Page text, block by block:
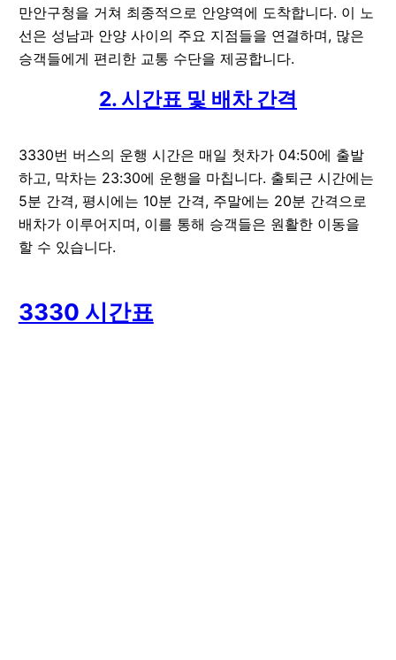
만안구청을 거쳐 최종적으로 안양역에 도착합니다. 이 노
선은 성남과 안양 사이의 주요 지점들을 연결하며, 많은
승객들에게 편리한 교통 수단을 제공합니다.
2. 시간표 및 배차 간격
3330번 버스의 운행 시간은 매일 첫차가 04:50에 출발
하고, 막차는 23:30에 운행을 마칩니다. 출퇴근 시간에는
5분 간격, 평시에는 10분 간격, 주말에는 20분 간격으로
배차가 이루어지며, 이를 통해 승객들은 원활한 이동을
할 수 있습니다.
3330 시간표